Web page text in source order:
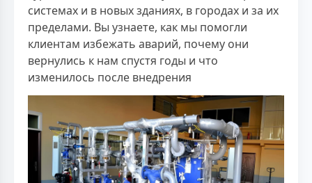
системах и в новых зданиях, в городах и за их
пределами. Вы узнаете, как мы помогли
клиентам избежать аварий, почему они
вернулись к нам спустя годы и что
изменилось после внедрения